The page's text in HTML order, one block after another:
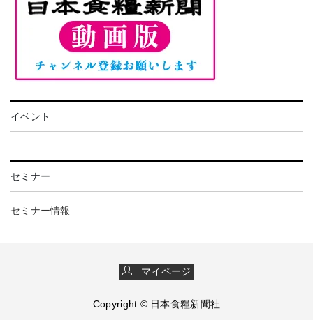
イベント
セミナー
セミナー情報
マイページ
Copyright © 日本食糧新聞社